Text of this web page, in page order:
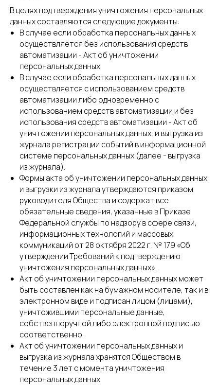
В целях подтверждения уничтожения персональных
данных составляются следующие документы:
В случае если обработка персональных данных
осуществляется без использования средств
автоматизации - Акт об уничтожении
персональных данных.
В случае если обработка персональных данных
осуществляется с использованием средств
автоматизации либо одновременно с
использованием средств автоматизации и без
использования средств автоматизации - Акт об
уничтожении персональных данных, и выгрузка из
журнала регистрации событий в информационной
системе персональных данных (далее - выгрузка
из журнала).
Формы акта об уничтожении персональных данных
и выгрузки из журнала утверждаются приказом
руководителя Общества и содержат все
обязательные сведения, указанные в Приказе
Федеральной службы по надзору в сфере связи,
информационных технологий и массовых
коммуникаций от 28 октября 2022 г. № 179 «Об
утверждении Требований к подтверждению
уничтожения персональных данных».
Акт об уничтожении персональных данных может
быть составлен как на бумажном носителе, так и в
электронном виде и подписан лицом (лицами),
уничтожившими персональные данные,
собственноручной либо электронной подписью
соответственно.
Акт об уничтожении персональных данных и
выгрузка из журнала хранятся Обществом в
течение 3 лет с момента уничтожения
персональных данных.